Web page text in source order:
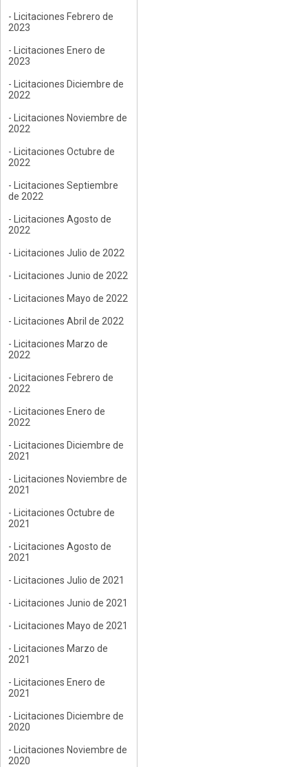
- Licitaciones Febrero de
2023
- Licitaciones Enero de
2023
- Licitaciones Diciembre de
2022
- Licitaciones Noviembre de
2022
- Licitaciones Octubre de
2022
- Licitaciones Septiembre
de 2022
- Licitaciones Agosto de
2022
- Licitaciones Julio de 2022
- Licitaciones Junio de 2022
- Licitaciones Mayo de 2022
- Licitaciones Abril de 2022
- Licitaciones Marzo de
2022
- Licitaciones Febrero de
2022
- Licitaciones Enero de
2022
- Licitaciones Diciembre de
2021
- Licitaciones Noviembre de
2021
- Licitaciones Octubre de
2021
- Licitaciones Agosto de
2021
- Licitaciones Julio de 2021
- Licitaciones Junio de 2021
- Licitaciones Mayo de 2021
- Licitaciones Marzo de
2021
- Licitaciones Enero de
2021
- Licitaciones Diciembre de
2020
- Licitaciones Noviembre de
2020